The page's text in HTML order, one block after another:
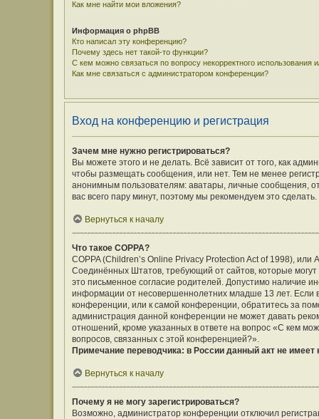
Как мне найти мои вложения?
Информация о phpBB
Кто написал эту конференцию?
Почему здесь нет такой-то функции?
С кем можно связаться по вопросу некорректного
Как мне связаться с администратором конференции?
Вход на конференцию и регистрация
Зачем мне нужно регистрироваться?
Вы можете этого и не делать. Всё зависит от того, как
чтобы размещать сообщения, или нет. Тем не менее
анонимным пользователям: аватары, личные сообщения,
вас всего пару минут, поэтому мы рекомендуем это сделать.
Вернуться к началу
Что такое COPPA?
COPPA (Children’s Online Privacy Protection Act of 1998),
Соединённых Штатов, требующий от сайтов, которые
это письменное согласие родителей. Допустимо наличие
информации от несовершеннолетних младше 13 лет. Если
конференции, или к самой конференции, обратитесь за
администрация данной конференции не может давать
отношений, кроме указанных в ответе на вопрос «С кем
вопросов, связанных с этой конференцией?».
Примечание переводчика: в России данный акт не
Вернуться к началу
Почему я не могу зарегистрироваться?
Возможно, администратор конференции отключил